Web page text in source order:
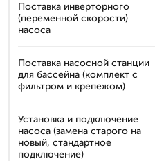
Поставка инверторного
(переменной скорости)
насоса
Поставка насосной станции
для бассейна (комплект с
фильтром и крепежом)
Установка и подключение
насоса (замена старого на
новый, стандартное
подключение)